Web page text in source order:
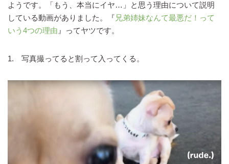
ようです。「もう、本当にイヤ…」と思う理由について説明
している動画がありました。『 兄弟姉妹なんて最悪だ！って
いう4つの理由 』ってヤツです。
1. 写真撮ってると割って入ってくる。